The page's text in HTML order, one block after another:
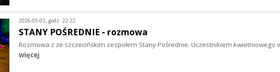
2026-05-03, godz. 22:22
STANY POŚREDNIE - rozmowa
Rozmowa z ze szczecińskim zespołem Stany Pośrednie. Uczestnikiem kwietniowego
więcej